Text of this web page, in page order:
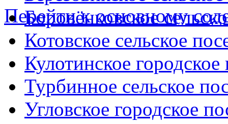
Перейти к основному
Боровёнковское
Котовское сельское
Кулотинское городское
Турбинное сельское
Угловское городское